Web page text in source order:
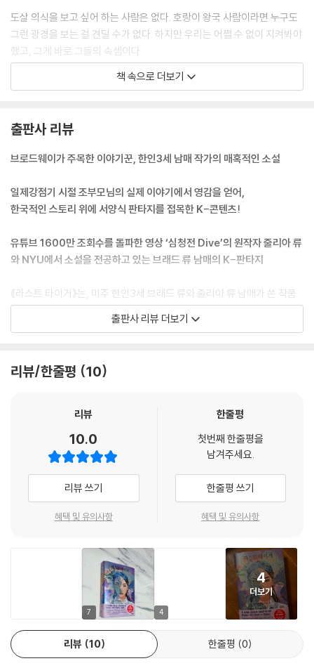
도살 의식을 보고 싶어 하는 사람은 없다. 호랑이 왕국 사람이라면 누구도
그런 광경을 보는 걸 견딜 수가 없다. 하지만 우리는 어쩔 수 없이 지켜봐야
했고, 그게 바로 그들의 속셈이다.
--- p.25
도로 팔을 거두려는 순간, 승이 갑자기 내 손을 붙잡는다. 그의 손가락이 내
손을 감싸자 우리의 두 손이 공중에서 그대로 멈췄고 서로의 눈이 마주쳤
다. 그의 입술을 내려다본다. 살짝 벌어진 그의 입술은 너무나 부드러워 보
였다.
그리고 나도 모르게 승에게로 몸을 기울였다.
부모님은 창규가 매우 똑똑하고 유능하며 좋은 사람이지만, 아버지를 여의
로는 현실의 문제를 해결하지 못한다고 충고하시며 당장 그와 헤어지라고
말씀하셨다.
--- p.155
“지난 2년간 호랑이를 본 사람은 아무도 없어.” 진이 계속한다. “저들은 호
호랑이가 울부짖으며 몸부림친다.
그러고는 저 아래 강을 향해 점점 벌어지는 그 틈으로 영물이 떨어졌다.
비명이 나왔다. 하지만 너무 늦었다.
책 속으로 더보기
출판사 리뷰
브로드웨이가 주목한 이야기꾼, 한인3세 남매 작가의 매혹적인 소설
일제강점기 시절 조부모님의 실제 이야기에서 영감을 얻어,
한국적인 스토리 위에 서양식 판타지를 접목한 K-콘텐츠!
유튜브 1600만 조회수를 돌파한 영상 ‘심청전 Dive’의 원작자 줄리아 류
와 NYU에서 소설을 전공하고 있는 브래드 류 남매의 K-판타지
《라스트 타이거》는, 미주 한인3세 브래드 류와 줄리아 류 남매가 쓴 작품
으로, 지난 2020년에 돌아가신 할아버지의 유언에서부터 시작되었다.
국으로 이민을 갔다. 조부모님의 극적인 사랑 이야기, 그리고 두 분이 함께
버지의 유언에 따라 남매는 가족의 역사, 한민족의 역사와 전통, 그리고 설
브래드 류는 하버드대학교에서 심리학을 전공한 후, NYU에서 문예창작
석사 과정에서 소설을 전공하고 있으며, 역사와 정치, 심리에 관심이 많다.
반면 줄리아 류는 하버드대학교 연극및음악학과를 최우수 성적으로 졸업
했으며, 로맨스와 판타지를 좋아한다. 특히 줄리아 류는 지난 2022년 한민
부른 영상이 틱톡에서 130만 회 넘는 조회수를 기록하며 유명해졌다. 이후
한국의 LG전자에서 노래에 맞게 제작한 디즈니 풍의 짧은 애니메이션 ‘심
청전 Dive’가 유튜브에서 1600만 회 넘는 조회수를 돌파해 국내 언론에
화제가 되었다. ‘Dive’는 현재 미국 브로드웨이의 아메리칸레퍼토리시어
터(American Repertory Theater)에서 뮤지컬로 제작 중에 있다. 줄
리아 류는 한 인터뷰에서, “앞으로 한국판 디즈니 공주가 나올 때까지 다양
한 한국적 이야기를 재해석해 전 세계에 소개하고 싶다.”는 포부를 밝히기
출판사 리뷰 더보기
리뷰/한줄평 10
리뷰
10.0
리뷰 쓰기
혜택 및 유의사항
한줄평
첫번째 한줄평을
남겨주세요.
한줄평 쓰기
혜택 및 유의사항
7 4
4
더보기
리뷰 10 한줄평 0